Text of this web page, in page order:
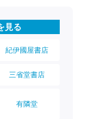
見る
紀伊國屋書店
三省堂書店
有隣堂